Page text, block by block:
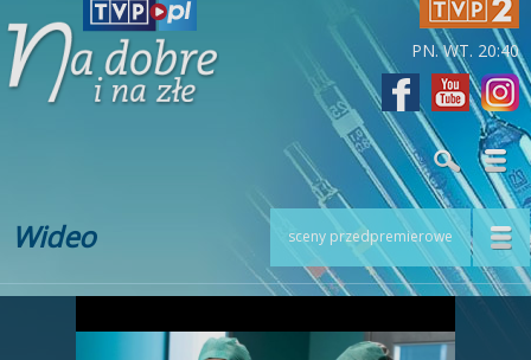
PN. WT. 20:40
Wideo sceny przedpremierowe